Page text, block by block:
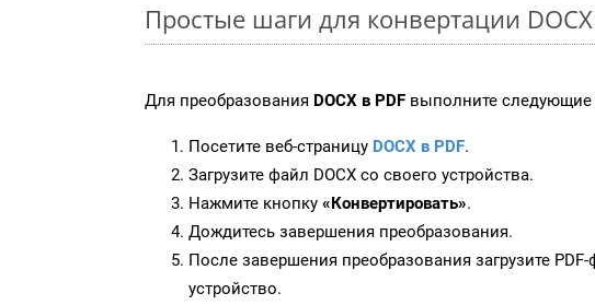
Простые шаги для конвертации
Для преобразования DOCX в PDF выполните следующие
Посетите веб-страницу DOCX в PDF.
Загрузите файл DOCX со своего устройства.
Нажмите кнопку «Конвертировать».
Дождитесь завершения преобразования.
После завершения преобразования загрузите
устройство.